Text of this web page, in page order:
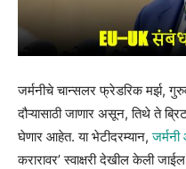
जर्मनीचे चान्सलर फ्रेडरिक मर्झ,
दौऱ्यासाठी जाणार असून, तिथे ते
घेणार आहेत. या भेटीदरम्यान,
करारावर’ स्वाक्षरी देखील केली